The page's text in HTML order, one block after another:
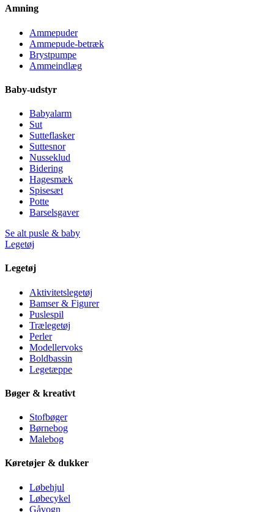
Amning
Ammepuder
Ammepude-betræk
Brystpumpe
Ammeindlæg
Baby-udstyr
Babyalarm
Sut
Sutteflasker
Suttesnor
Nusseklud
Bidering
Hagesmæk
Spisesæt
Potte
Barselsgaver
Se alt pusle & baby
Legetøj
Legetøj
Aktivitetslegetøj
Bamser & Figurer
Puslespil
Trælegetøj
Perler
Modellervoks
Boldbassin
Legetæppe
Bøger & kreativt
Stofbøger
Børnebog
Malebog
Køretøjer & dukker
Løbehjul
Løbecykel
Gåvogn